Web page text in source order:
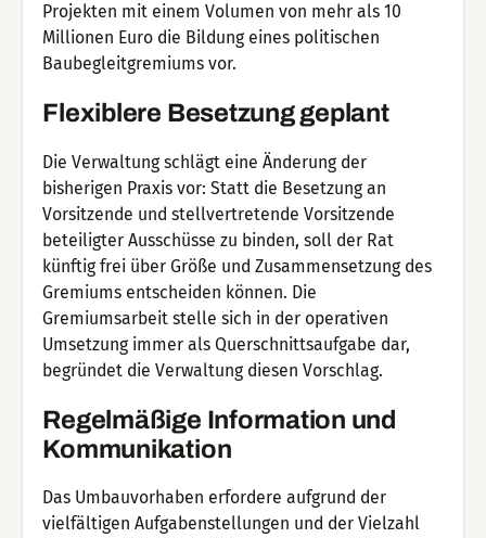
Projekten mit einem Volumen von mehr als 10
Millionen Euro die Bildung eines politischen
Baubegleitgremiums vor.
Flexiblere Besetzung geplant
Die Verwaltung schlägt eine Änderung der
bisherigen Praxis vor: Statt die Besetzung an
Vorsitzende und stellvertretende Vorsitzende
beteiligter Ausschüsse zu binden, soll der Rat
künftig frei über Größe und Zusammensetzung des
Gremiums entscheiden können. Die
Gremiumsarbeit stelle sich in der operativen
Umsetzung immer als Querschnittsaufgabe dar,
begründet die Verwaltung diesen Vorschlag.
Regelmäßige Information und
Kommunikation
Das Umbauvorhaben erfordere aufgrund der
vielfältigen Aufgabenstellungen und der Vielzahl